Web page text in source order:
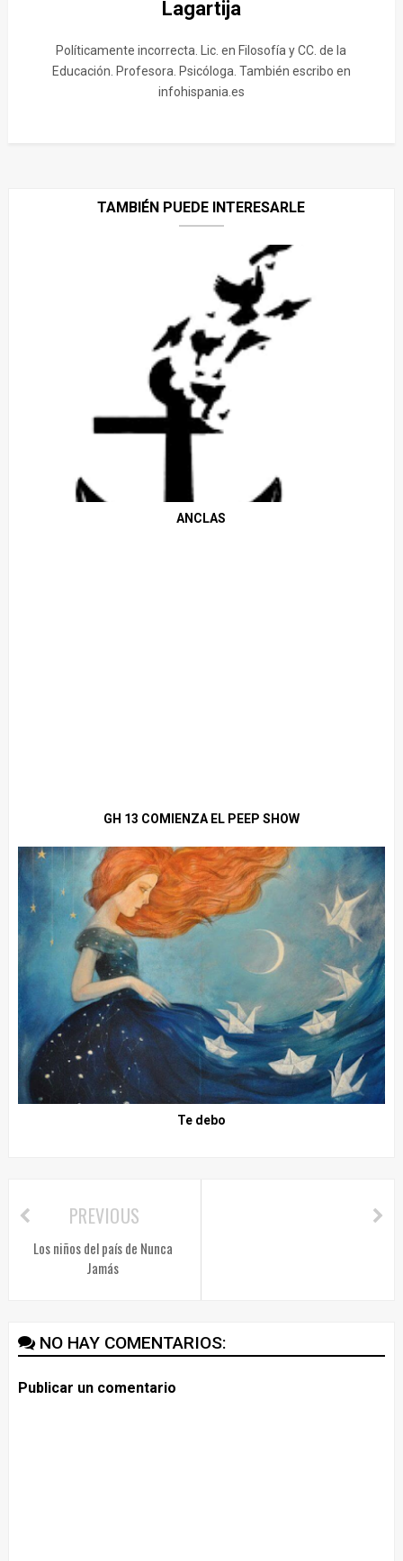
Lagartija
Políticamente incorrecta. Lic. en Filosofía y CC. de la
Educación. Profesora. Psicóloga. También escribo en
infohispania.es
TAMBIÉN PUEDE INTERESARLE
ANCLAS
GH 13 COMIENZA EL PEEP SHOW
Te debo
PREVIOUS
Los niños del país de Nunca
Jamás
NO HAY COMENTARIOS:
Publicar un comentario